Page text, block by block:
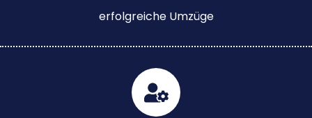
erfolgreiche Umzüge